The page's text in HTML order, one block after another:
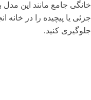
خانگی جامع مانند این
جزئی یا پیچیده را در خانه
جلوگیری کنید.